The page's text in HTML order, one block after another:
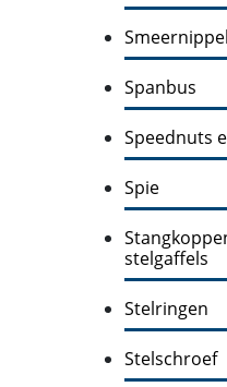
Spanbus
Speednuts
Spie
stelgaffels
Stelringen
Stelschroef